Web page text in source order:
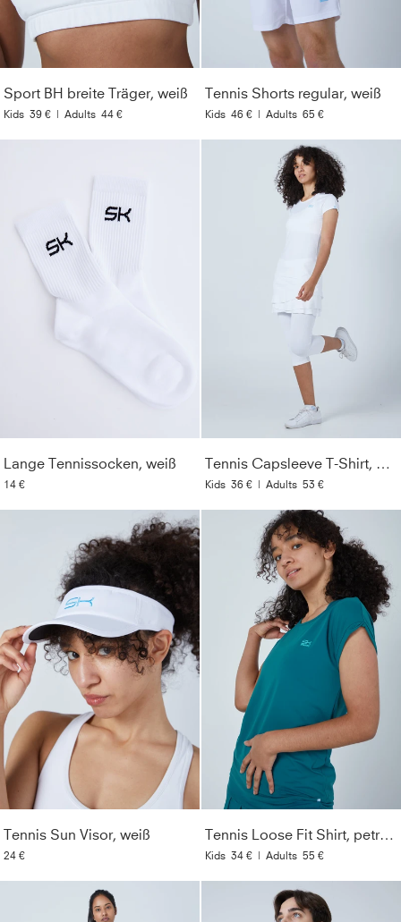
Sport BH breite Träger, weiß
Kids 39 € | Adults 44 €
Tennis Shorts regular, weiß
Kids 46 € | Adults 65 €
Lange Tennissocken, weiß
14 €
Tennis Capsleeve T-Shirt, weiß
Kids 36 € | Adults 53 €
Tennis Sun Visor, weiß
24 €
Tennis Loose Fit Shirt, petrol grün
Kids 34 € | Adults 55 €